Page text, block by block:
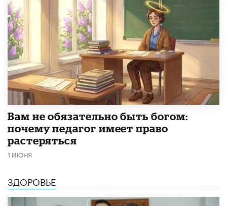
​Вам не обязательно быть богом:
почему педагог имеет право
растеряться
1 ИЮНЯ
ЗДОРОВЬЕ